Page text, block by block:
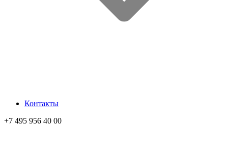
Контакты
+7 495 956 40 00